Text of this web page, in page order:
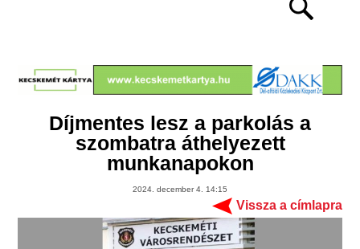
Díjmentes lesz a parkolás a
szombatra áthelyezett
munkanapokon
2024. december 4. 14:15
Vissza a címlapra